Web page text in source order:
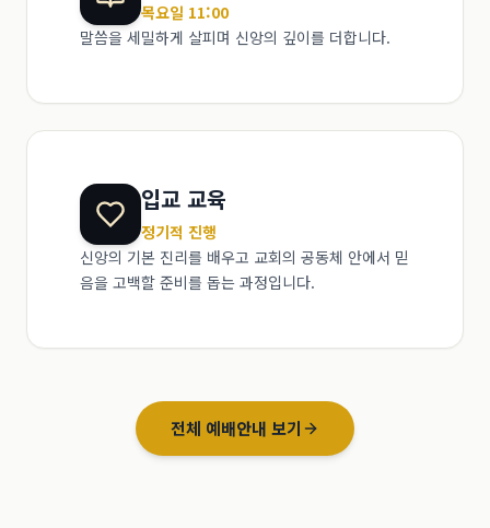
목요일 11:00
말씀을 세밀하게 살피며 신앙의 깊이를 더합니다.
입교 교육
정기적 진행
신앙의 기본 진리를 배우고 교회의 공동체 안에서 믿
음을 고백할 준비를 돕는 과정입니다.
전체 예배안내 보기